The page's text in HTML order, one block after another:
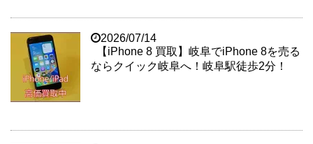
2026/07/14
【iPhone 8 買取】岐阜でiPhone 8を売る
ならクイック岐阜へ！岐阜駅徒歩2分！